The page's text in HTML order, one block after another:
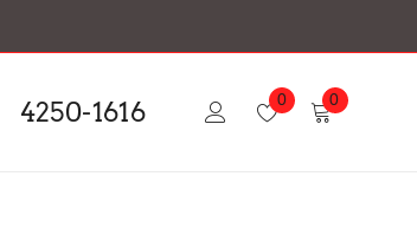
4250-1616 0 0